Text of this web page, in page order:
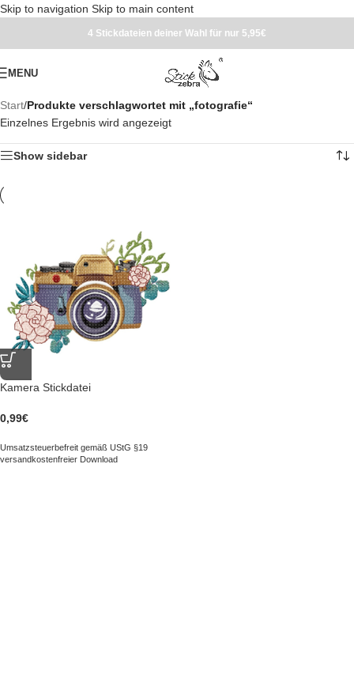
Skip to navigation Skip to main content
4 Stickdateien deiner Wahl für nur 5,95€
MENU
Start/Produkte verschlagwortet mit „fotografie“
Einzelnes Ergebnis wird angezeigt
Show sidebar
Kamera Stickdatei
0,99€
Umsatzsteuerbefreit gemäß UStG §19
versandkostenfreier Download